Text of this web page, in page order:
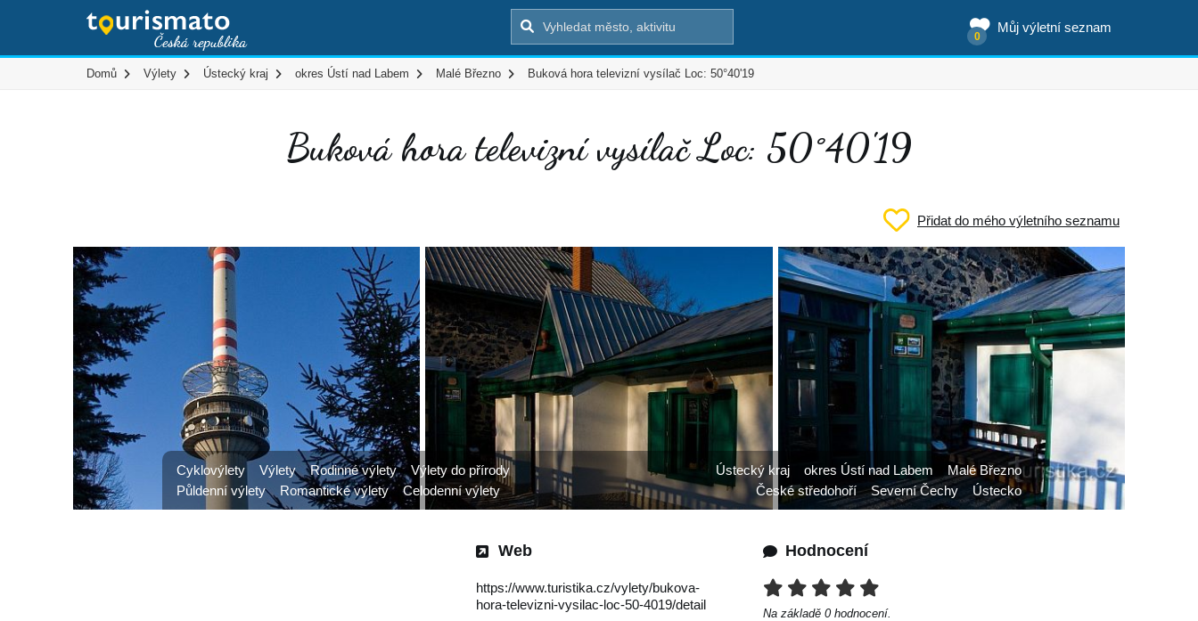
Můj výletní seznam
0
Domů Výlety Ústecký kraj okres Ústí nad Labem Malé Březno Buková hora televizní vysílač Loc: 50°40'19
Buková hora televizní vysílač Loc: 50°40'19
Přidat do mého výletního seznamu
Web
https://www.turistika.cz/vylety/bukova-
hora-televizni-vysilac-loc-50-4019/detail
Hodnocení
Na základě 0 hodnocení.
Cyklovýlety Výlety Rodinné výlety
Výlety do přírody
Půldenní výlety
Romantické výlety Celodenní výlety
Ústecký kraj okres Ústí nad Labem
Malé Březno
České středohoří
Severní Čechy Ústecko